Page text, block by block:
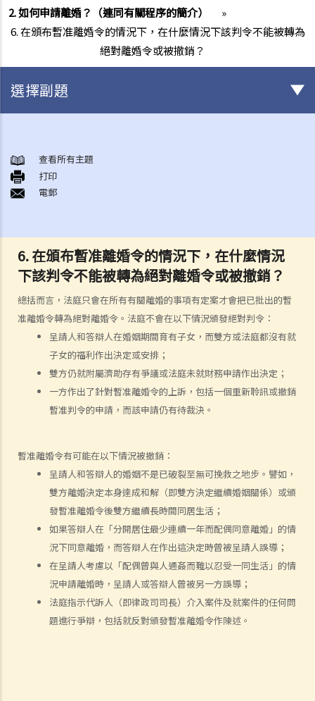
2. 如何申請離婚？（連同有關程序的簡介）
»
6. 在頒布暫准離婚令的情況下，在什麼情況下該判令不能被轉為
絕對離婚令或被撤銷？
6. 在頒布暫准離婚令的情況下，在什麼情況
下該判令不能被轉為絕對離婚令或被撤銷？
總括而言，法庭只會在所有有關離婚的事項有定案才會把已批出的暫
准離婚令轉為絕對離婚令。法庭不會在以下情況頒發絕對判令：
呈請人和答辯人在婚姻期間育有子女，而雙方或法庭都沒有就
子女的福利作出決定或安排；
雙方仍就附屬濟助存有爭議或法庭未就財務申請作出決定；
一方作出了針對暫准離婚令的上訴，包括一個重新聆訊或撤銷
暫准判令的申請，而該申請仍有待裁決。
暫准離婚令有可能在以下情況被撤銷：
呈請人和答辯人的婚姻不是已破裂至無可挽救之地步。譬如，
雙方離婚決定本身達成和解（即雙方決定繼續婚姻關係）或頒
發暫准離婚令後雙方繼續長時間同居生活；
如果答辯人在「分開居住最少連續一年而配偶同意離婚」的情
況下同意離婚，而答辯人在作出這決定時曾被呈請人誤導；
在呈請人考慮以「配偶曾與人通姦而難以忍受一同生活」的情
況申請離婚時，呈請人或答辯人曾被另一方誤導；
法庭指示代訴人（即律政司司長）介入案件及就案件的任何問
題進行爭辯，包括就反對頒發暫准離婚令作陳述。
選擇副題
A. 概述
B. 香港認可的婚姻關係
1. 如果我在香港以外地方結婚，是否需要通知香港政府更新我的婚姻狀
2. 我在香港以外的地方結婚，但擔心在香港不被承認。我可以在香港登
記結婚嗎？
C. 辦理婚姻登記及舉行婚禮
A. 在香港結婚的條件
B. 結婚登記程序
C. 婚姻的有效性
D. 《婚姻條例》下的罪行
E. 婚姻協議書
A. 婚姻協議書的法律地位
1. 如果夫妻打算離婚，簽訂分居協議有甚麼好處？
2. 如果一方在聆訊前不再同意分居協議的條款，應該怎樣處理？
F. 與非香港居民結婚
A. 香港居民與海外人士結婚（中國內地人士除外）
B. 香港永久居民與內地人士結婚
C. 在港就業／就讀的海外或中國內地人士的海外配偶（包括中國內地）
G. 已婚人士享有的福利與權益
A. 已婚人士免稅額
查看所有主題
打印
電郵